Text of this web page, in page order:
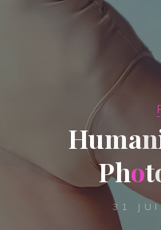
Human
Phot
31